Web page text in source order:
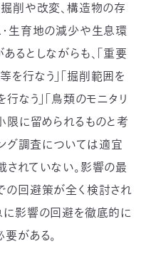
削や改変、構造物の存
生育地の減少や生息環
るとしながらも、「重要
行なう」「掘削範囲を
なう」「鳥類のモニタリ
限に留められるものと考
ング調査については適宜
れていない。影響の最
の回避策が全く検討され
に影響の回避を徹底的に
がある。